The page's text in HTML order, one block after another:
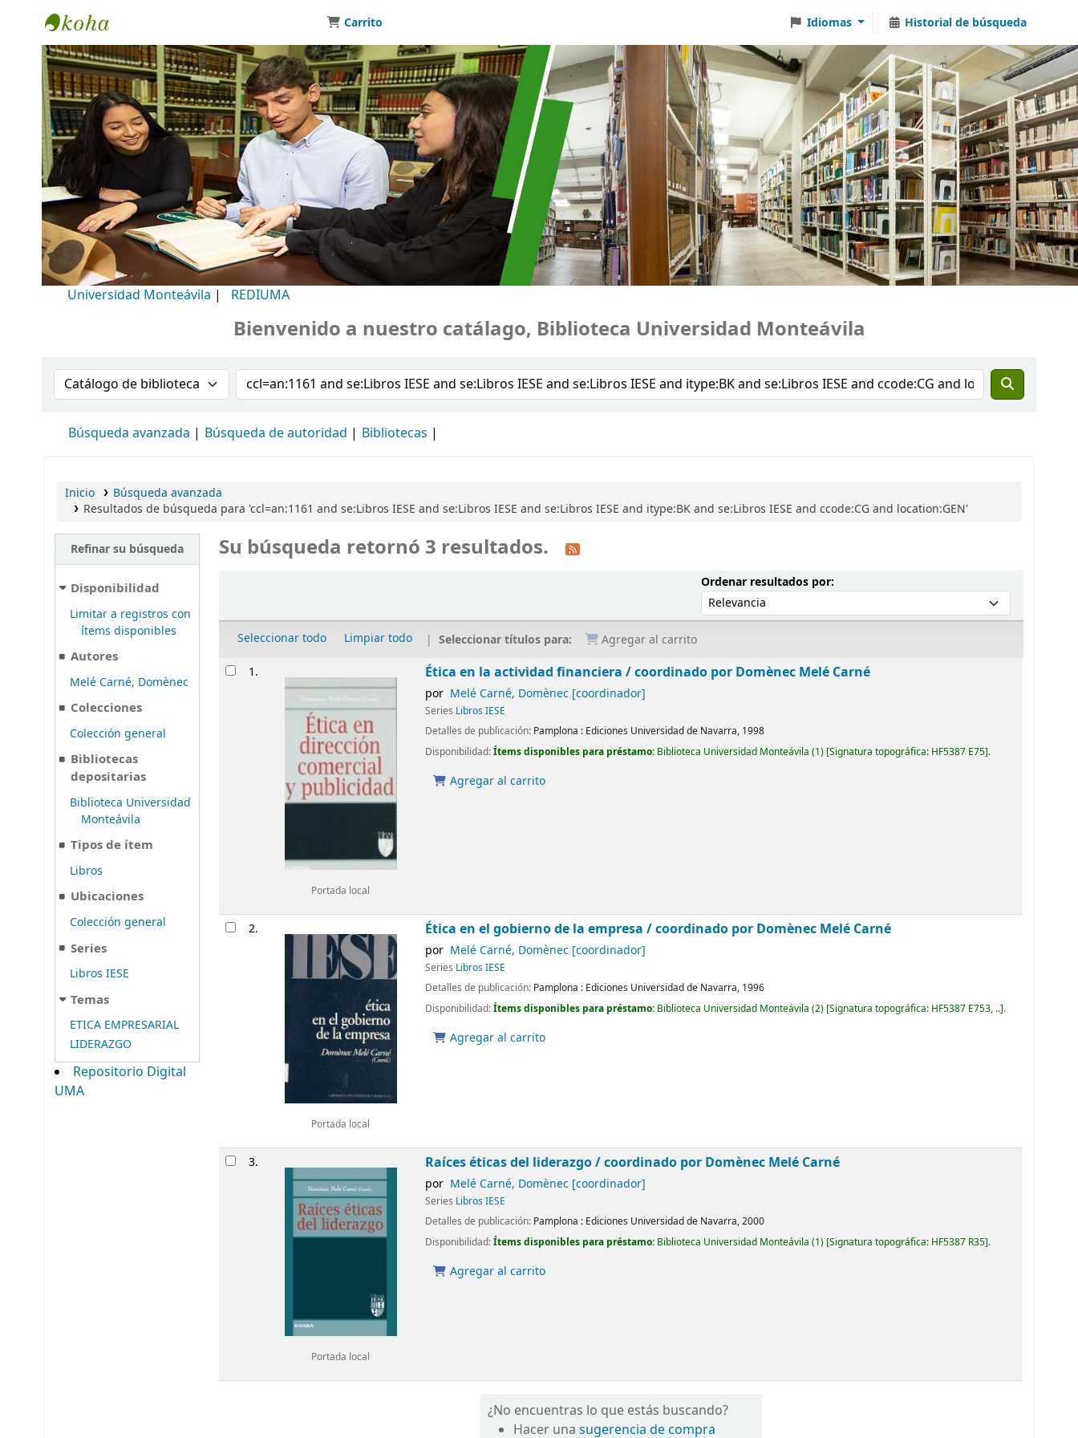
Biblioteca Universidad Monteávila
Carrito Idiomas Historial de búsqueda
Universidad Monteávila | REDIUMA
Bienvenido a nuestro catálago, Biblioteca Universidad Monteávila
Buscar en el catálogo por:Buscar en el catálogo
Búsqueda avanzada Búsqueda de autoridad Bibliotecas
Inicio
Búsqueda avanzada
Resultados de búsqueda para 'ccl=an:1161 and se:Libros IESE and se:Libros IESE and se:Libros IESE and itype:BK and se:Libros IESE and ccode:CG and location:GEN'
Refinar su búsqueda
Disponibilidad
Limitar a registros con
ítems disponibles
Autores
Melé Carné, Domènec
Colecciones
Colección general
Bibliotecas
depositarias
Biblioteca Universidad
Monteávila
Tipos de ítem
Libros
Ubicaciones
Colección general
Series
Libros IESE
Temas
ETICA EMPRESARIAL
LIDERAZGO
Repositorio Digital
UMA
Su búsqueda retornó 3 resultados.
Ordenar resultados por:Ordenar por:
Seleccionar todo Limpiar todo Seleccionar títulos para: Agregar al carrito
Resultados
1.
Portada local
Ética en la actividad financiera /coordinado por Domènec Melé Carné
por Melé Carné, Domènec[coordinador]
Series Libros IESE
Detalles de publicación: Pamplona : Ediciones Universidad de Navarra, 1998
Disponibilidad:Ítems disponibles para préstamo: Biblioteca Universidad Monteávila (1) Signatura topográfica: HF5387 E75 .
Agregar al carrito
2.
Portada local
Ética en el gobierno de la empresa /coordinado por Domènec Melé Carné
por Melé Carné, Domènec[coordinador]
Series Libros IESE
Detalles de publicación: Pamplona : Ediciones Universidad de Navarra, 1996
Disponibilidad:Ítems disponibles para préstamo: Biblioteca Universidad Monteávila (2) Signatura topográfica: HF5387 E753, .. .
Agregar al carrito
3.
Portada local
Raíces éticas del liderazgo /coordinado por Domènec Melé Carné
por Melé Carné, Domènec[coordinador]
Series Libros IESE
Detalles de publicación: Pamplona : Ediciones Universidad de Navarra,2000
Disponibilidad:Ítems disponibles para préstamo: Biblioteca Universidad Monteávila (1) Signatura topográfica: HF5387 R35 .
Agregar al carrito
¿No encuentras lo que estás buscando?
Hacer unasugerencia de compra